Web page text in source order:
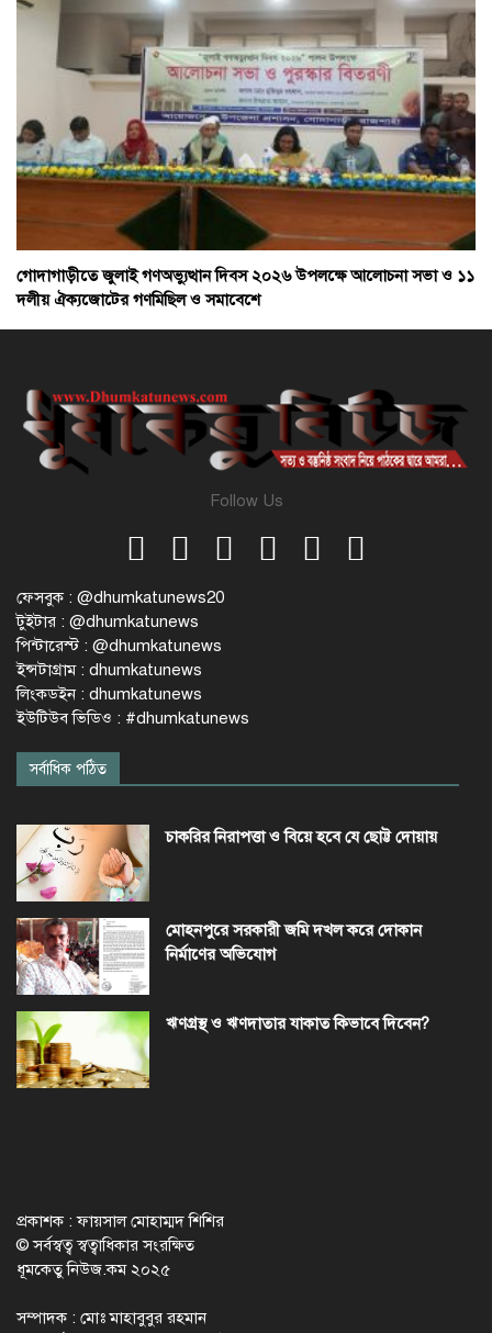
গোদাগাড়ীতে জুলাই গণঅভ্যুত্থান দিবস ২০২৬ উপলক্ষে আলোচনা সভা ও ১১
দলীয় ঐক্যজোটের গণমিছিল ও সমাবেশে
Follow Us
ফেসবুক : @dhumkatunews20
টুইটার : @dhumkatunews
পিন্টারেস্ট : @dhumkatunews
ইন্সটাগ্রাম : dhumkatunews
লিংকডইন : dhumkatunews
ইউটিউব ভিডিও : #dhumkatunews
সর্বাধিক পঠিত
চাকরির নিরাপত্তা ও বিয়ে হবে যে ছোট্ট দোয়ায়
মোহনপুরে সরকারী জমি দখল করে দোকান
নির্মাণের অভিযোগ
ঋণগ্রস্থ ও ঋণদাতার যাকাত কিভাবে দিবেন?
প্রকাশক : ফায়সাল মোহাম্মদ শিশির
© সর্বস্বত্ব স্বত্বাধিকার সংরক্ষিত
ধূমকেতু নিউজ.কম ২০২৫
সম্পাদক : মোঃ মাহাবুবুর রহমান